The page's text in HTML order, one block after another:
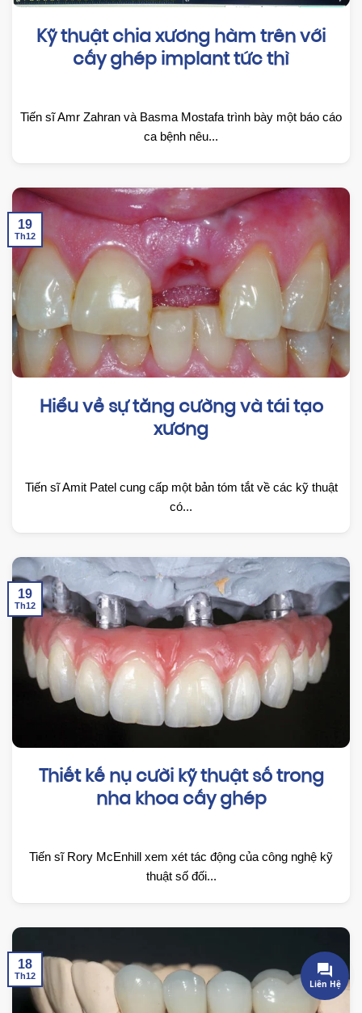
Kỹ thuật chia xương hàm trên với
cấy ghép implant tức thì
Tiến sĩ Amr Zahran và Basma Mostafa trình bày một báo cáo
ca bệnh nêu...
Hiểu về sự tăng cường và tái tạo
xương
Tiến sĩ Amit Patel cung cấp một bản tóm tắt về các kỹ thuật
có...
19
Th12
Thiết kế nụ cười kỹ thuật số trong
nha khoa cấy ghép
Tiến sĩ Rory McEnhill xem xét tác động của công nghệ kỹ
thuật số đối...
19
Th12
18
Th12